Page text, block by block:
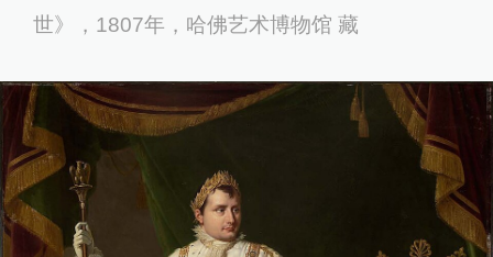
世》，1807年，哈佛艺术博物馆 藏